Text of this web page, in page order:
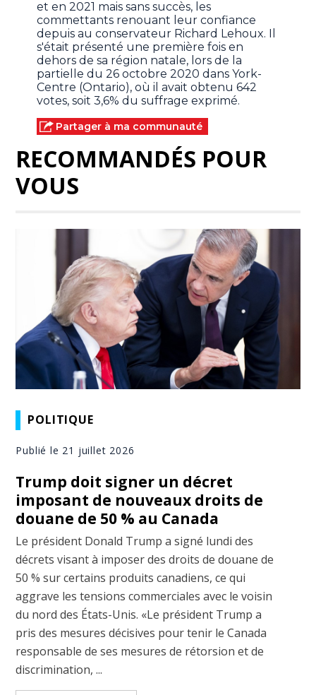
et en 2021 mais sans succès, les
commettants renouant leur confiance
depuis au conservateur Richard Lehoux. Il
s'était présenté une première fois en
dehors de sa région natale, lors de la
partielle du 26 octobre 2020 dans York-
Centre (Ontario), où il avait obtenu 642
votes, soit 3,6% du suffrage exprimé.
Partager à ma communauté
RECOMMANDÉS POUR
VOUS
POLITIQUE
Publié le 21 juillet 2026
Trump doit signer un décret
imposant de nouveaux droits de
douane de 50 % au Canada
Le président Donald Trump a signé lundi des
décrets visant à imposer des droits de douane de
50 % sur certains produits canadiens, ce qui
aggrave les tensions commerciales avec le voisin
du nord des États-Unis. «Le président Trump a
pris des mesures décisives pour tenir le Canada
responsable de ses mesures de rétorsion et de
discrimination, ...